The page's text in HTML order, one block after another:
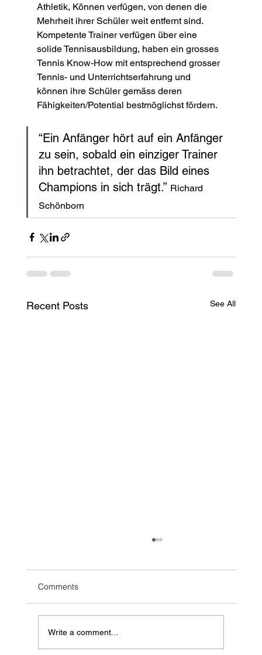
Athletik, Können verfügen, von denen die
Mehrheit ihrer Schüler weit entfernt sind.
Kompetente Trainer verfügen über eine
solide Tennisausbildung, haben ein grosses
Tennis Know-How mit entsprechend grosser
Tennis- und Unterrichtserfahrung und
können ihre Schüler gemäss deren
Fähigkeiten/Potential bestmöglichst fördern.
“Ein Anfänger hört auf ein Anfänger
zu sein, sobald ein einziger Trainer
ihn betrachtet, der das Bild eines
Champions in sich trägt.” Richard
Schönborn
Recent Posts See All
Comments
Write a comment...